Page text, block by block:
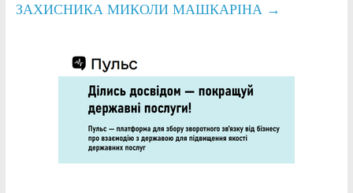
ЗАХИСНИКА МИКОЛИ МАШКАРІНА →